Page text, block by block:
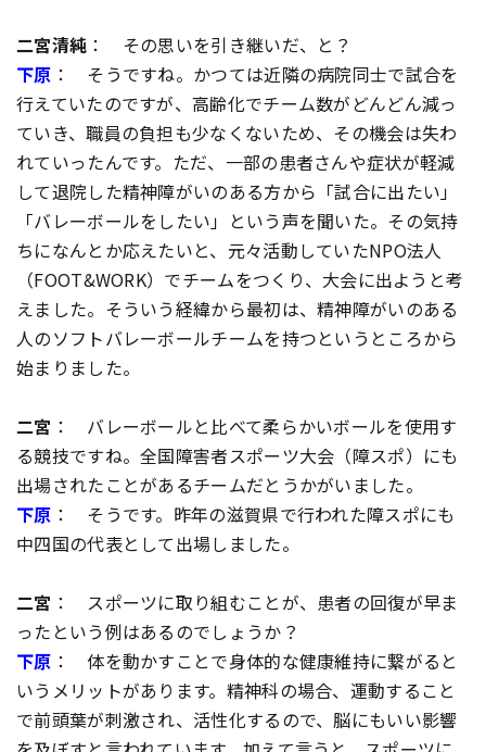
二宮清純 ： その思いを引き継いだ、と？
下原 ： そうですね。かつては近隣の病院同士で試合を
行えていたのですが、高齢化でチーム数がどんどん減っ
ていき、職員の負担も少なくないため、その機会は失わ
れていったんです。ただ、一部の患者さんや症状が軽減
して退院した精神障がいのある方から「試合に出たい」
「バレーボールをしたい」という声を聞いた。その気持
ちになんとか応えたいと、元々活動していたNPO法人
（FOOT&WORK）でチームをつくり、大会に出ようと考
えました。そういう経緯から最初は、精神障がいのある
人のソフトバレーボールチームを持つというところから
始まりました。
二宮 ： バレーボールと比べて柔らかいボールを使用す
る競技ですね。全国障害者スポーツ大会（障スポ）にも
出場されたことがあるチームだとうかがいました。
下原 ： そうです。昨年の滋賀県で行われた障スポにも
中四国の代表として出場しました。
二宮 ： スポーツに取り組むことが、患者の回復が早ま
ったという例はあるのでしょうか？
下原 ： 体を動かすことで身体的な健康維持に繋がると
いうメリットがあります。精神科の場合、運動すること
で前頭葉が刺激され、活性化するので、脳にもいい影響